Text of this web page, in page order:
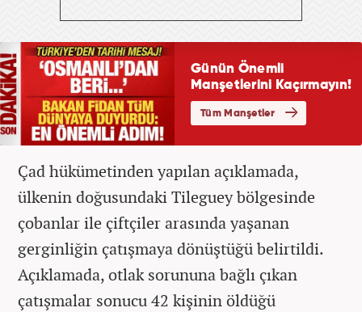
Çad hükümetinden yapılan açıklamada,
ülkenin doğusundaki Tileguey bölgesinde
çobanlar ile çiftçiler arasında yaşanan
gerginliğin çatışmaya dönüştüğü belirtildi.
Açıklamada, otlak sorununa bağlı çıkan
çatışmalar sonucu 42 kişinin öldüğü